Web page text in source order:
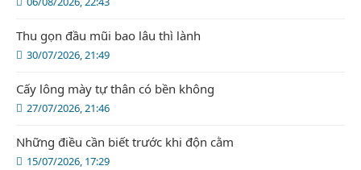
30/07/2026, 21:49
Thu gọn đầu mũi bao lâu thì lành
27/07/2026, 21:46
Cấy lông mày tự thân có bền không
15/07/2026, 17:29
Những điều cần biết trước khi độn cằm